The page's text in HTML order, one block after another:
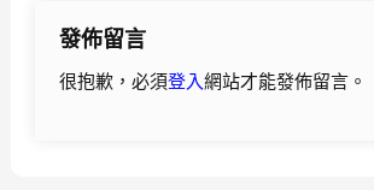
發佈留言
很抱歉，必須登入網站才能發佈留言。